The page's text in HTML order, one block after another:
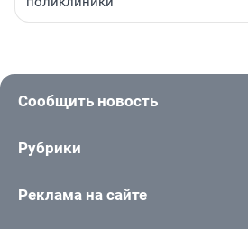
Сообщить новость
Рубрики
Реклама на сайте